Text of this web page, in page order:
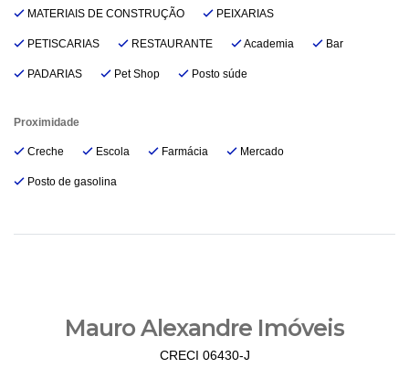
MATERIAIS DE CONSTRUÇÃO PEIXARIAS
PETISCARIAS RESTAURANTE Academia Bar
PADARIAS Pet Shop Posto súde
Proximidade
Creche Escola Farmácia Mercado
Posto de gasolina
Mauro Alexandre Imóveis
CRECI 06430-J